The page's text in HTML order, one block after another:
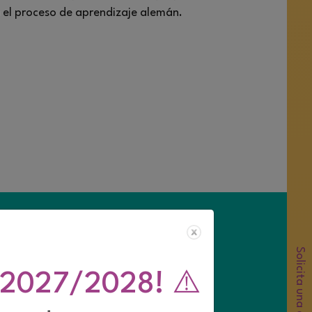
proceso de aprendizaje alemán.
2027/2028! ⚠️